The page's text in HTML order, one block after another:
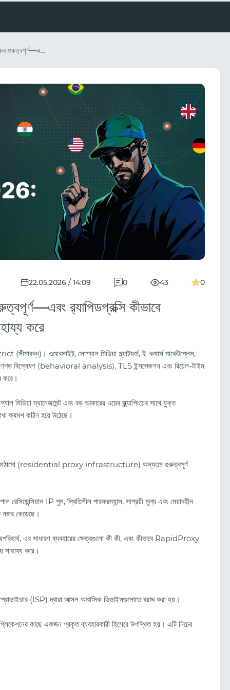
২০২৬ সালে রেসিডেন্সিয়াল প্রক্সি কেন গুরুত্বপূর্ণ—এবং র‍্যাপিডপ্রক্সি কীভাবে ব্যবসাগুলোকে নিরাপদে প্রসারিত হতে সাহায্য করে
22.05.2026 / 14:09 0 43 0
র‍্যাপিডপ্রক্সি কীভাবে
করে
(সীমাবদ্ধ)। ওয়েবসাইট, সোশ্যাল মিডিয়া প্ল্যাটফর্ম, ই-কমার্স মার্কেটপ্লেস,
আচরণগত বিশ্লেষণ (behavioral analysis), TLS ইন্সপেকশন এবং রিয়েল-টাইম
করে।
মিডিয়া ম্যানেজমেন্ট এবং বড় আকারের ওয়েব স্ক্র্যাপিংয়ের সাথে যুক্ত
ক্রমশ কঠিন হয়ে উঠেছে।
অবকাঠামো (residential proxy infrastructure) অন্যতম গুরুত্বপূর্ণ
রেসিডেন্সিয়াল IP পুল, স্থিতিশীল পারফরম্যান্স, সাশ্রয়ী মূল্য এবং মেয়াদহীন
কেড়েছে।
এর সাধারণ ব্যবহারের ক্ষেত্রগুলো কী কী, এবং কীভাবে RapidProxy
সাহায্য করে।
প্রোভাইডার (ISP) দ্বারা আসল আবাসিক ডিভাইসগুলোতে বরাদ্দ করা হয়।
কাছে একজন প্রকৃত ব্যবহারকারী হিসেবে উপস্থিত হয়। এটি নিচের